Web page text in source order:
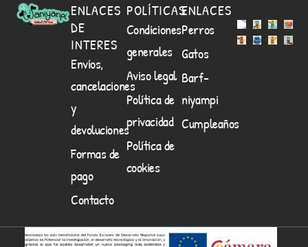
ENLACES
DE
INTERES
Envíos,
cancelaciones
y
devoluciones
Formas de
pago
Contacto
POLÍTICAS
Condiciones
generales
Aviso legal
Política de
privacidad
Política de
cookies
ENLACES
Perros
Gatos
Barf-
niyampi
Cumpleaños